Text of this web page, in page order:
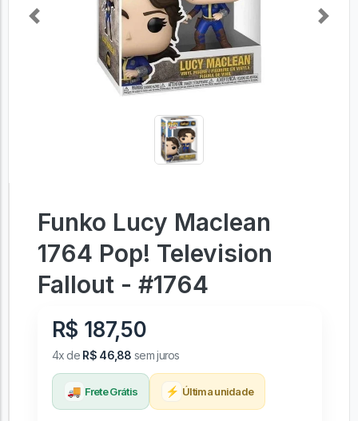
Previous Next
Funko Lucy Maclean
1764 Pop! Television
Fallout - #1764
R$ 187,50
4x de R$ 46,88 sem juros
🚚 Frete Grátis ⚡ Última unidade